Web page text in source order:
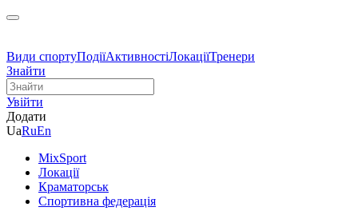
Види спортуПодіїАктивностіЛокаціїТренери
Знайти
Увійти
Додати
UaRuEn
MixSport
Локації
Краматорськ
Спортивна федерація